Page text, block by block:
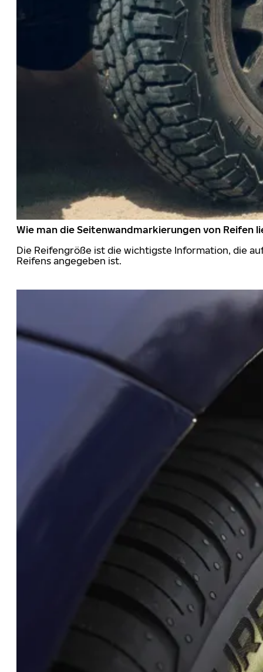
Wie man die Seitenwandmarkierungen von Reifen
Die Reifengröße ist die wichtigste Information, die
Reifens angegeben ist.